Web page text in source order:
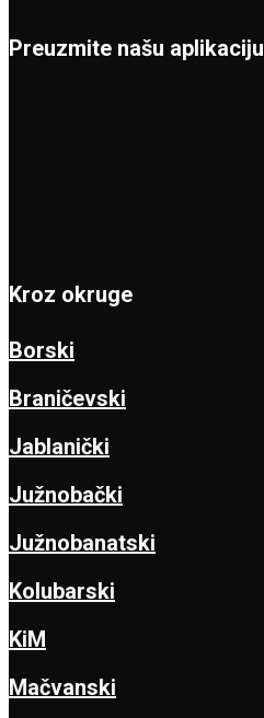
Preuzmite našu aplikaciju
Kroz okruge
Borski
Braničevski
Jablanički
Južnobački
Južnobanatski
Kolubarski
KiM
Mačvanski